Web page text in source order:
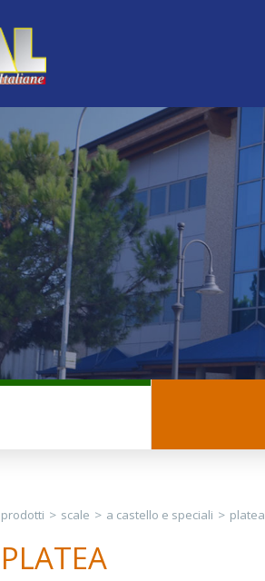
prodotti > scale > a castello e speciali > platea
PLATEA